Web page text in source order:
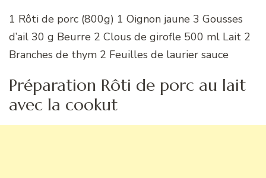
1 Rôti de porc (800g) 1 Oignon jaune 3 Gousses
d’ail 30 g Beurre 2 Clous de girofle 500 ml Lait 2
Branches de thym 2 Feuilles de laurier sauce
Préparation Rôti de porc au lait
avec la cookut